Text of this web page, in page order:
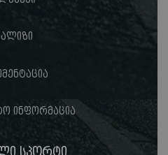
ინფორმაცია
სპორტი